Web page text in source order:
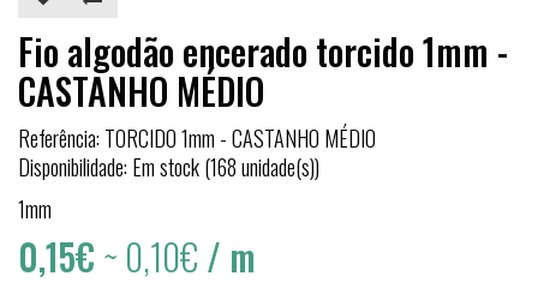
Fio algodão encerado torcido 1mm -
CASTANHO MÉDIO
Referência: TORCIDO 1mm - CASTANHO MÉDIO
Disponibilidade: Em stock (168 unidade(s))
1mm
0,15€ ~ 0,10€ / m